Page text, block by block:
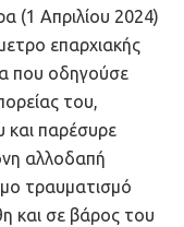
(1 Απριλίου 2024)
επαρχιακής
που οδηγούσε
του,
παρέσυρε
αλλοδαπή
τραυματισμό
και σε βάρος του